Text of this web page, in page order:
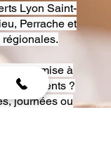
Lyon Saint-
Perrache et
une mise à
événements ?
journées ou